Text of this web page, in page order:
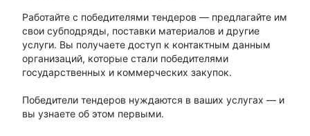
Работайте с победителями тендеров — предлагайте им
свои субподряды, поставки материалов и другие
услуги. Вы получаете доступ к контактным данным
организаций, которые стали победителями
государственных и коммерческих закупок.
Победители тендеров нуждаются в ваших услугах — и
вы узнаете об этом первыми.